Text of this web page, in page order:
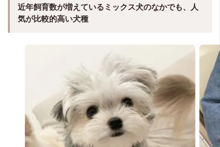
近年飼育数が増えているミックス犬のなかでも、人
気が比較的高い犬種